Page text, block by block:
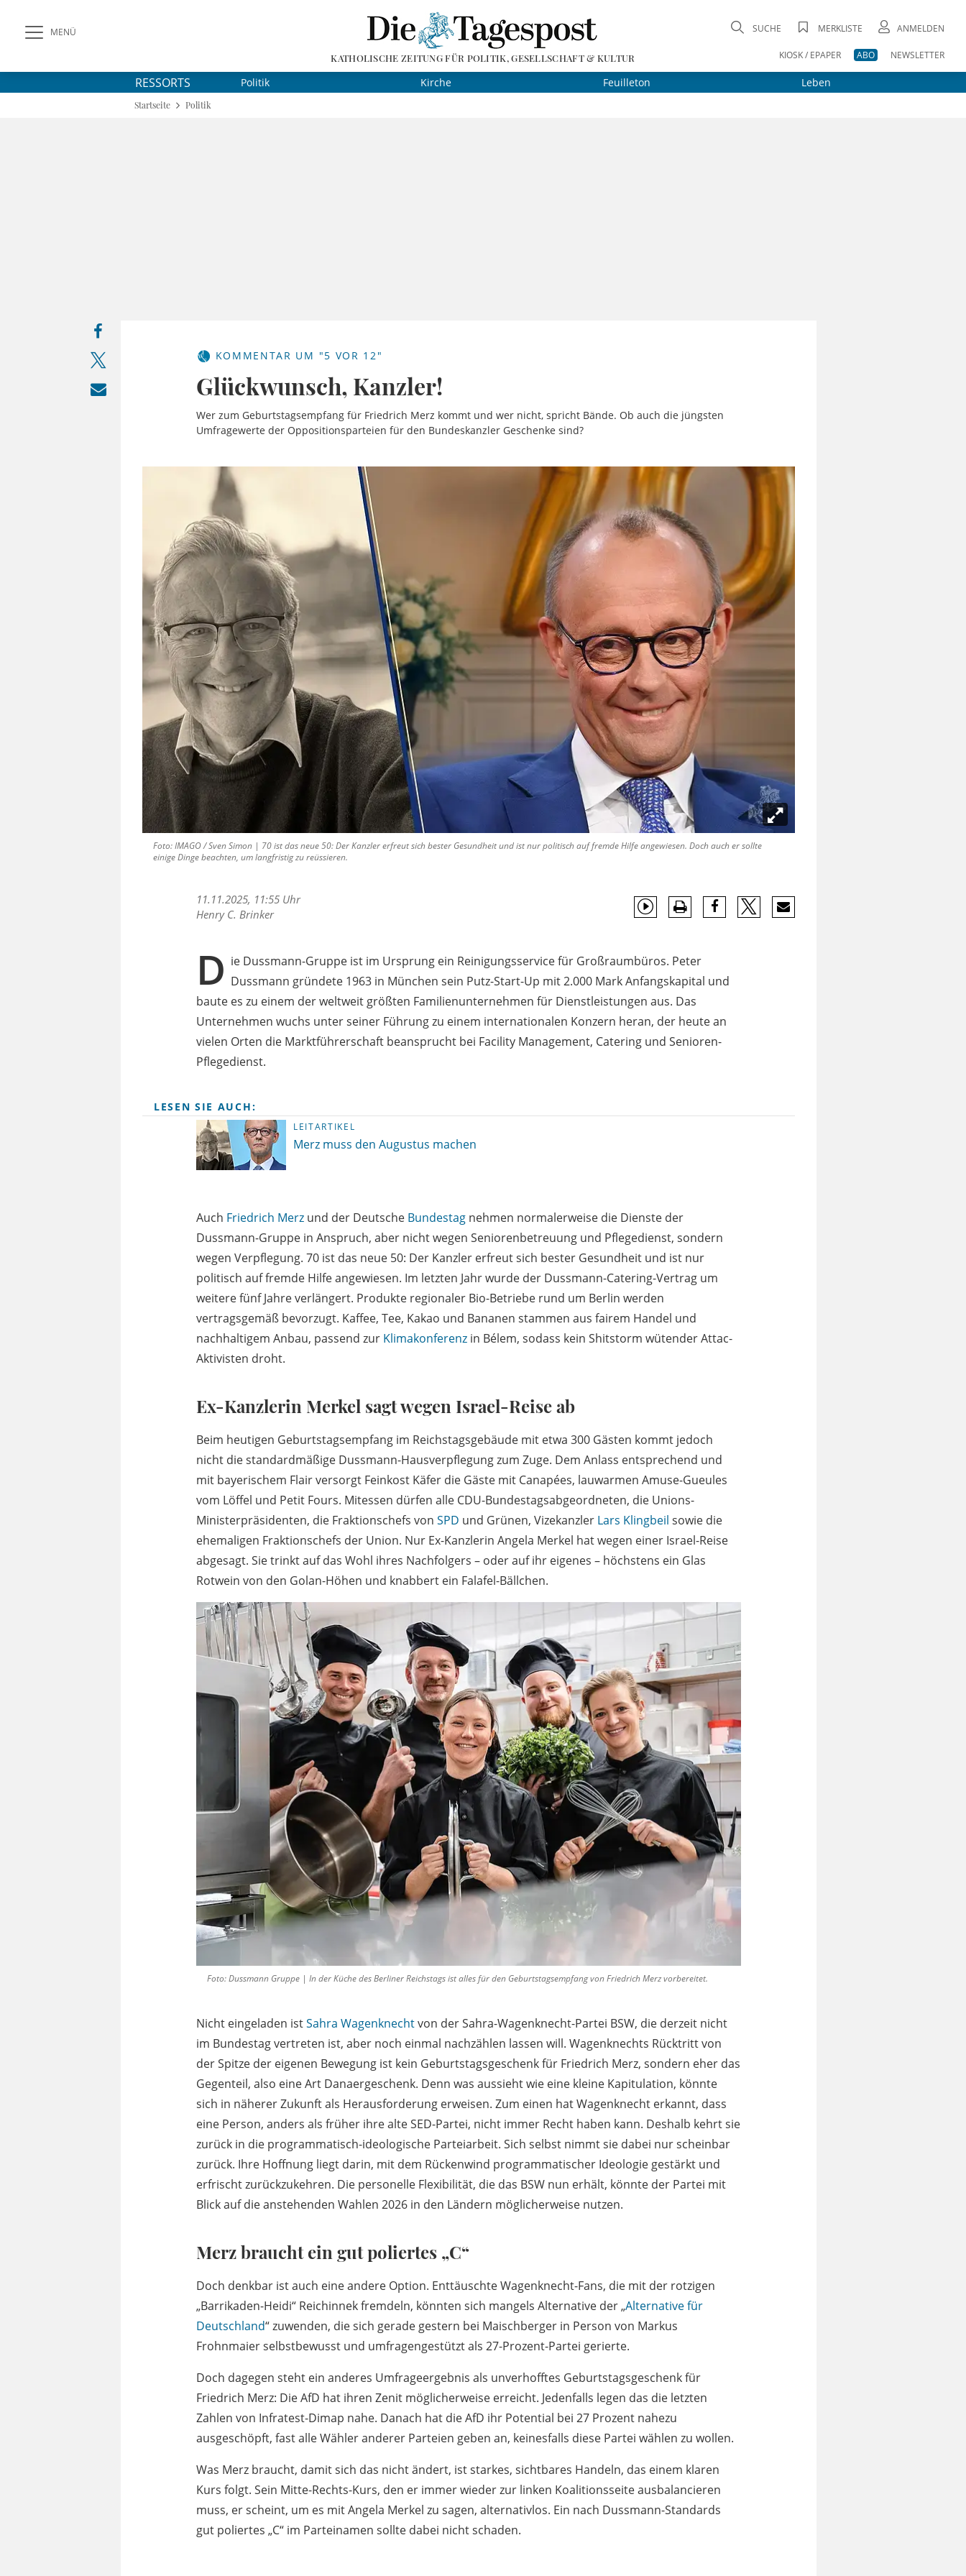
MENÜ
KATHOLISCHE ZEITUNG FÜR POLITIK, GESELLSCHAFT & KULTUR
SUCHE MERKLISTE ANMELDEN
KIOSK / EPAPER ABO NEWSLETTER
RESSORTS Politik Kirche Feuilleton Leben
Startseite Politik
KOMMENTAR UM "5 VOR 12"
Glückwunsch, Kanzler!
Wer zum Geburtstagsempfang für Friedrich Merz kommt und wer nicht, spricht Bände. Ob auch die jüngsten
Umfragewerte der Oppositionsparteien für den Bundeskanzler Geschenke sind?
Foto: IMAGO / Sven Simon | 70 ist das neue 50: Der Kanzler erfreut sich bester Gesundheit und ist nur politisch auf fremde Hilfe angewiesen. Doch auch er sollte
einige Dinge beachten, um langfristig zu reüssieren.
11.11.2025, 11:55 Uhr
Henry C. Brinker
D ie Dussmann-Gruppe ist im Ursprung ein Reinigungsservice für Großraumbüros. Peter
Dussmann gründete 1963 in München sein Putz-Start-Up mit 2.000 Mark Anfangskapital und
baute es zu einem der weltweit größten Familienunternehmen für Dienstleistungen aus. Das
Unternehmen wuchs unter seiner Führung zu einem internationalen Konzern heran, der heute an
vielen Orten die Marktführerschaft beansprucht bei Facility Management, Catering und Senioren-
Pflegedienst.
LESEN SIE AUCH:
LEITARTIKEL
Merz muss den Augustus machen
Auch Friedrich Merz und der Deutsche Bundestag nehmen normalerweise die Dienste der
Dussmann-Gruppe in Anspruch, aber nicht wegen Seniorenbetreuung und Pflegedienst, sondern
wegen Verpflegung. 70 ist das neue 50: Der Kanzler erfreut sich bester Gesundheit und ist nur
politisch auf fremde Hilfe angewiesen. Im letzten Jahr wurde der Dussmann-Catering-Vertrag um
weitere fünf Jahre verlängert. Produkte regionaler Bio-Betriebe rund um Berlin werden
vertragsgemäß bevorzugt. Kaffee, Tee, Kakao und Bananen stammen aus fairem Handel und
nachhaltigem Anbau, passend zur Klimakonferenz in Bélem, sodass kein Shitstorm wütender Attac-
Aktivisten droht.
Ex-Kanzlerin Merkel sagt wegen Israel-Reise ab
Beim heutigen Geburtstagsempfang im Reichstagsgebäude mit etwa 300 Gästen kommt jedoch
nicht die standardmäßige Dussmann-Hausverpflegung zum Zuge. Dem Anlass entsprechend und
mit bayerischem Flair versorgt Feinkost Käfer die Gäste mit Canapées, lauwarmen Amuse-Gueules
vom Löffel und Petit Fours. Mitessen dürfen alle CDU-Bundestagsabgeordneten, die Unions-
Ministerpräsidenten, die Fraktionschefs von SPD und Grünen, Vizekanzler Lars Klingbeil sowie die
ehemaligen Fraktionschefs der Union. Nur Ex-Kanzlerin Angela Merkel hat wegen einer Israel-Reise
abgesagt. Sie trinkt auf das Wohl ihres Nachfolgers – oder auf ihr eigenes – höchstens ein Glas
Rotwein von den Golan-Höhen und knabbert ein Falafel-Bällchen.
Foto: Dussmann Gruppe | In der Küche des Berliner Reichstags ist alles für den Geburtstagsempfang von Friedrich Merz vorbereitet.
Nicht eingeladen istSahra Wagenknechtvon der Sahra-Wagenknecht-Partei BSW, die derzeit nicht
im Bundestag vertreten ist, aber noch einmal nachzählen lassen will. Wagenknechts Rücktritt von
der Spitze der eigenen Bewegung ist kein Geburtstagsgeschenk für Friedrich Merz, sondern eher das
Gegenteil, also eine Art Danaergeschenk. Denn was aussieht wie eine kleine Kapitulation, könnte
sich in näherer Zukunft als Herausforderung erweisen. Zum einen hat Wagenknecht erkannt, dass
eine Person, anders als früher ihre alte SED-Partei, nicht immer Recht haben kann. Deshalb kehrt sie
zurück in die programmatisch-ideologische Parteiarbeit. Sich selbst nimmt sie dabei nur scheinbar
zurück. Ihre Hoffnung liegt darin, mit dem Rückenwind programmatischer Ideologie gestärkt und
erfrischt zurückzukehren. Die personelle Flexibilität, die das BSW nun erhält, könnte der Partei mit
Blick auf die anstehenden Wahlen 2026 in den Ländern möglicherweise nutzen.
Merz braucht ein gut poliertes „C“
Doch denkbar ist auch eine andere Option. Enttäuschte Wagenknecht-Fans, die mit der rotzigen
„Barrikaden-Heidi“ Reichinnek fremdeln, könnten sich mangels Alternative der „Alternative für
Deutschland“ zuwenden, die sich gerade gestern bei Maischberger in Person von Markus
Frohnmaier selbstbewusst und umfragengestützt als 27-Prozent-Partei gerierte.
Doch dagegen steht ein anderes Umfrageergebnis als unverhofftes Geburtstagsgeschenk für
Friedrich Merz: Die AfD hat ihren Zenit möglicherweise erreicht. Jedenfalls legen das die letzten
Zahlen von Infratest-Dimap nahe. Danach hat die AfD ihr Potential bei 27 Prozent nahezu
ausgeschöpft, fast alle Wähler anderer Parteien geben an, keinesfalls diese Partei wählen zu wollen.
Was Merz braucht, damit sich das nicht ändert, ist starkes, sichtbares Handeln, das einem klaren
Kurs folgt. Sein Mitte-Rechts-Kurs, den er immer wieder zur linken Koalitionsseite ausbalancieren
muss, er scheint, um es mit Angela Merkel zu sagen, alternativlos. Ein nach Dussmann-Standards
gut poliertes „C“ im Parteinamen sollte dabei nicht schaden.